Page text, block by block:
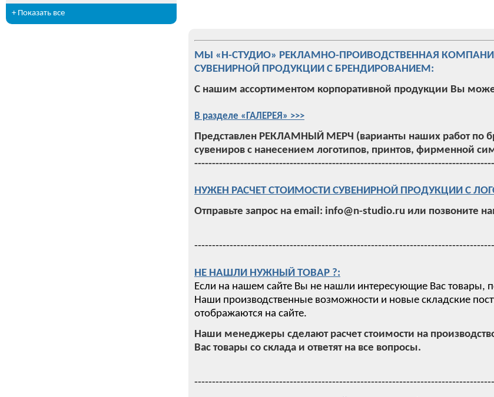
+ Показать все
МЫ «Н-СТУДИО» РЕКЛАМНО-ПРОИВОДСТВЕННАЯ
СУВЕНИРНОЙ ПРОДУКЦИИ С БРЕНДИРОВАНИЕМ:
С нашим ассортиментом корпоративной продукции Вы
В разделе «ГАЛЕРЕЯ» >>>
Представлен РЕКЛАМНЫЙ МЕРЧ (варианты наших работ по
сувениров с нанесением логотипов, принтов, фирменной
НУЖЕН РАСЧЕТ СТОИМОСТИ СУВЕНИРНОЙ ПРОДУКЦИИ С
Отправьте запрос на email: info@n-studio.ru или позвоните
НЕ НАШЛИ НУЖНЫЙ ТОВАР ?:
Если на нашем сайте Вы не нашли интересующие Вас товары,
Наши производственные возможности и новые складские
отображаются на сайте.
Наши менеджеры сделают расчет стоимости на
Вас товары со склада и ответят на все вопросы.